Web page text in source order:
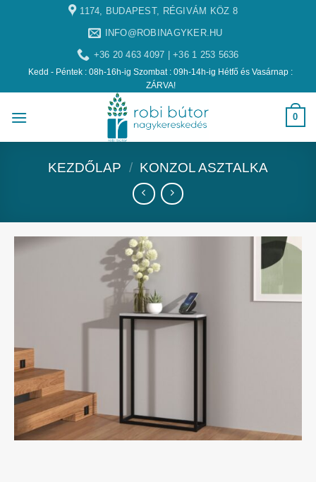
1174, BUDAPEST, RÉGIVÁM KÖZ 8
INFO@ROBINAGYKER.HU
+36 20 463 4097 | +36 1 253 5636
Kedd - Péntek : 08h-16h-ig Szombat : 09h-14h-ig Hétfő és Vasárnap :
ZÁRVA!
0
KEZDŐLAP / KONZOL ASZTALKA